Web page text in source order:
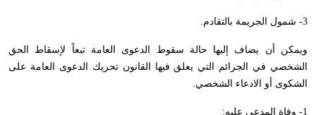
3- شمول الجريمة بالتقادم.
ويمكن أن يضاف إليها حالة سقوط الدعوى العامة تبعاً لإسقاط الحق
الشخصي في الجرائم التي يعلق فيها القانون تحريك الدعوى العامة على
الشكوى أو الادعاء الشخصي.
1- وفاة المدعى عليه: